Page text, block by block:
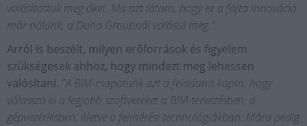
valósítottuk meg őket. Ma azt látom, hogy ez a fajta innováció
már nálunk, a Duna Groupnál valósul meg."
Arról is beszélt, milyen erőforrások és figyelem
szükségesek ahhoz, hogy mindezt meg lehessen
valósítani. "A BIM-csapatunk azt a feladatot kapta, hogy
válassza ki a legjobb szoftvereket a BIM-tervezésben, a
gépvezérlésben, illetve a felmérési technológiákban. Mára pedig